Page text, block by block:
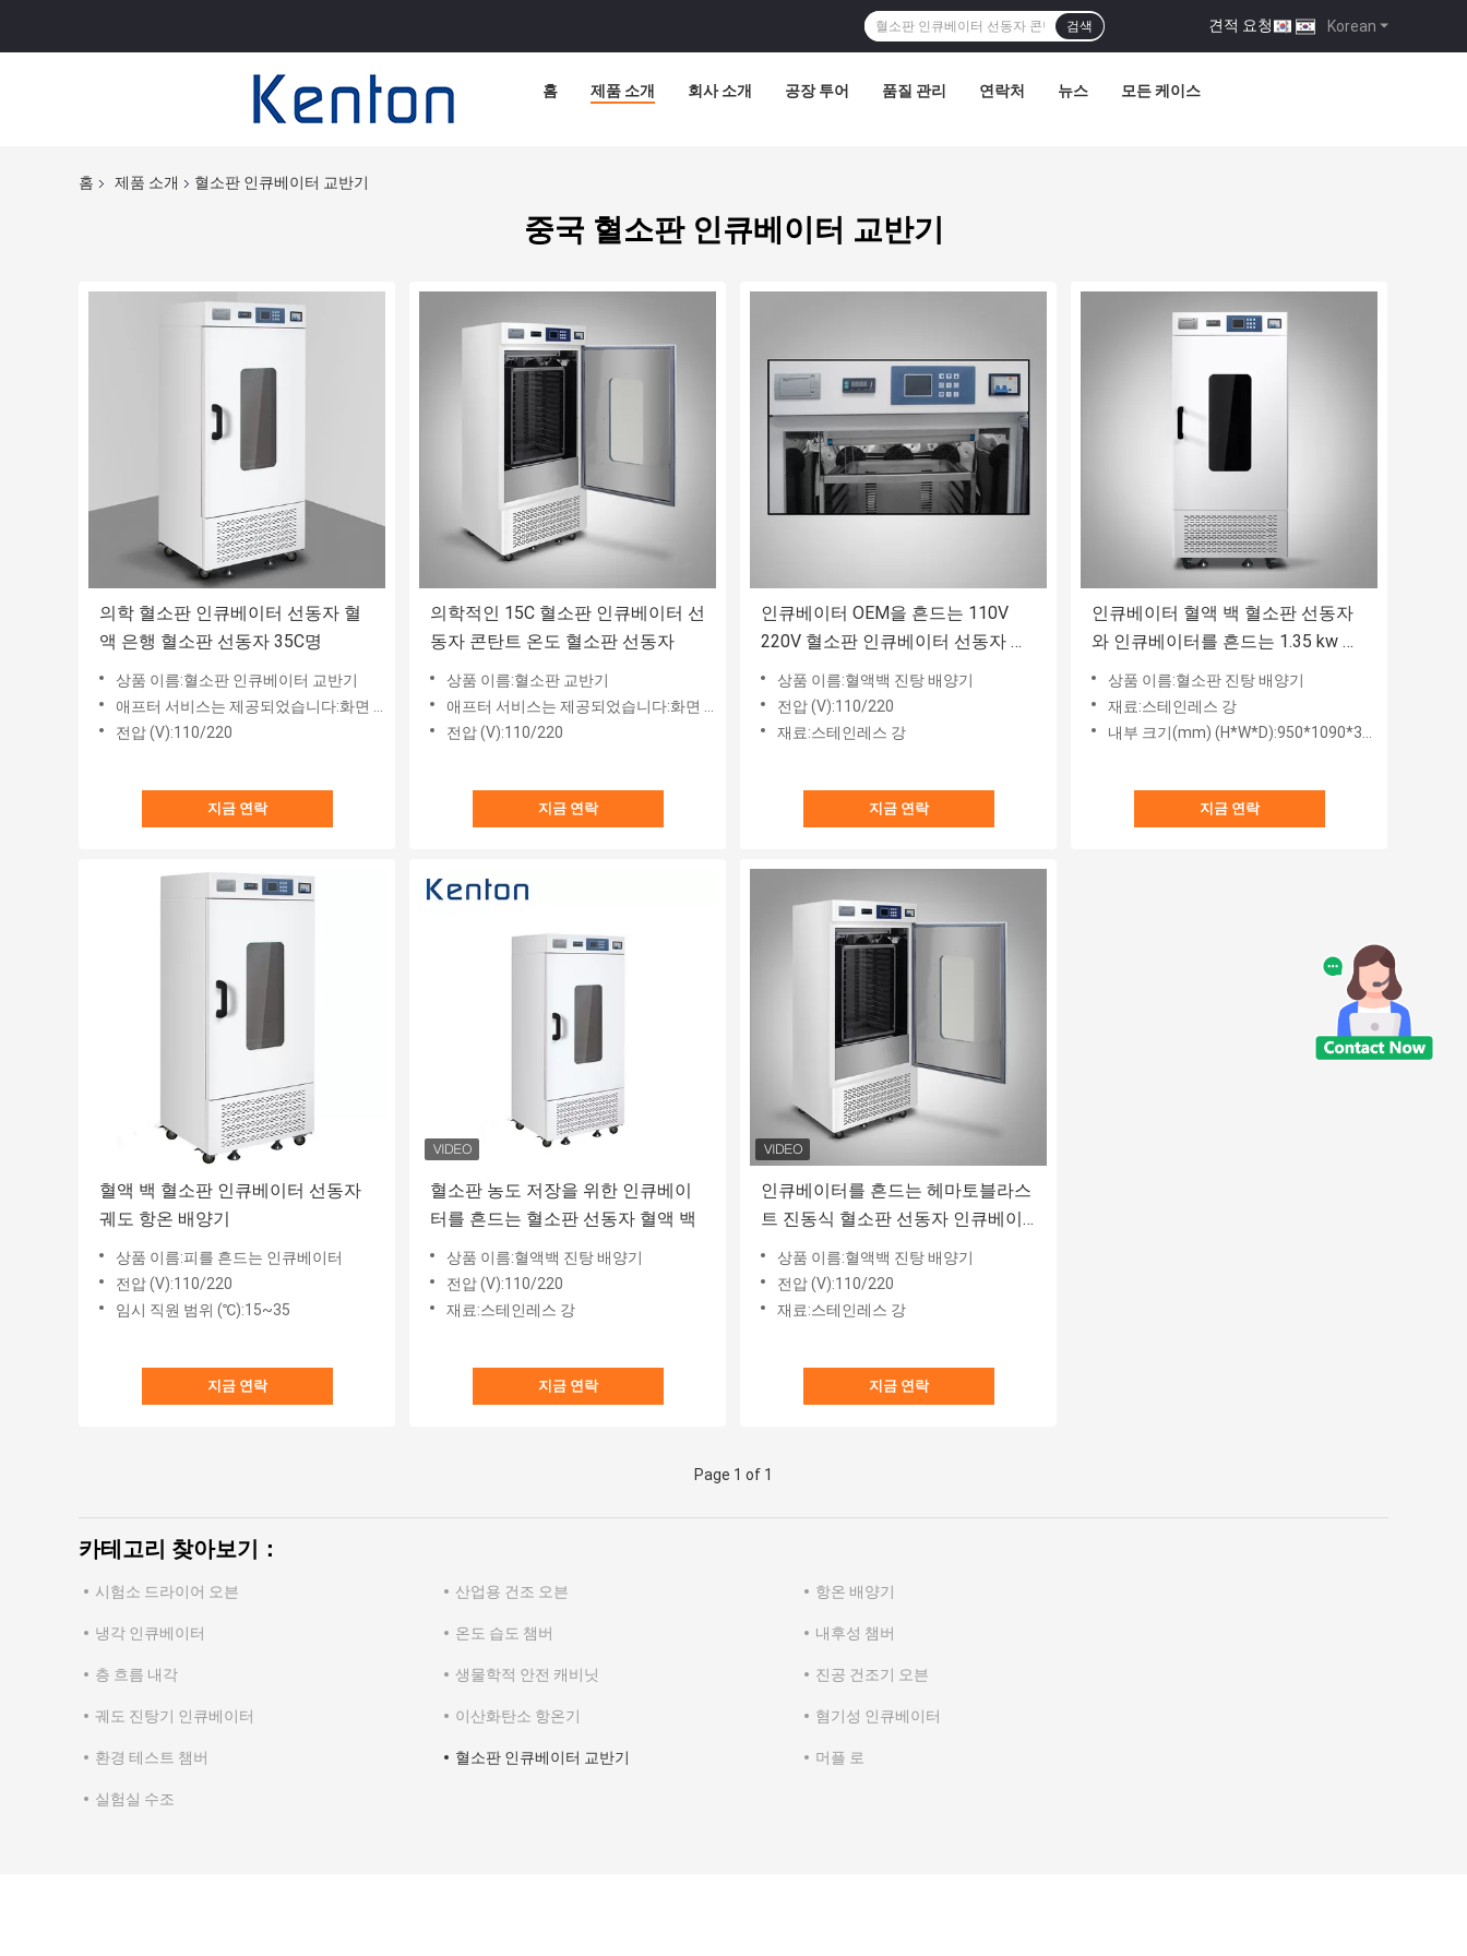
Korean
견적 요청 |
검색
홈 제품 소개 회사 소개 공장 투어 품질 관리 연락처 뉴스 모든 케이스
홈 제품 소개 혈소판 인큐베이터 교반기
중국 혈소판 인큐베이터 교반기
의학 혈소판 인큐베이터 선동자 혈
액 은행 혈소판 선동자 35C명
상품 이름:혈소판 인큐베이터 교반기
애프터 서비스는 제공되었습니다:화면 기술 지원
전압 (V):110/220
지금 연락
의학적인 15C 혈소판 인큐베이터 선
동자 콘탄트 온도 혈소판 선동자
상품 이름:혈소판 교반기
애프터 서비스는 제공되었습니다:화면 기술 지원
전압 (V):110/220
지금 연락
인큐베이터 OEM을 흔드는 110V
220V 혈소판 인큐베이터 선동자 혈
액 백
상품 이름:혈액백 진탕 배양기
전압 (V):110/220
재료:스테인레스 강
지금 연락
인큐베이터 혈액 백 혈소판 선동자
와 인큐베이터를 흔드는 1.35 kw 혈
소판
상품 이름:혈소판 진탕 배양기
재료:스테인레스 강
내부 크기(mm) (H*W*D):950*1090*390
지금 연락
혈액 백 혈소판 인큐베이터 선동자
궤도 항온 배양기
상품 이름:피를 흔드는 인큐베이터
전압 (V):110/220
임시 직원 범위 (℃):15~35
지금 연락
혈소판 농도 저장을 위한 인큐베이
터를 흔드는 혈소판 선동자 혈액 백
상품 이름:혈액백 진탕 배양기
전압 (V):110/220
재료:스테인레스 강
지금 연락
인큐베이터를 흔드는 헤마토블라스
트 진동식 혈소판 선동자 인큐베이
터 혈액 백
상품 이름:혈액백 진탕 배양기
전압 (V):110/220
재료:스테인레스 강
지금 연락
Page 1 of 1
카테고리 찾아보기：
시험소 드라이어 오븐 산업용 건조 오븐 항온 배양기
냉각 인큐베이터 온도 습도 챔버 내후성 챔버
층 흐름 내각 생물학적 안전 캐비닛 진공 건조기 오븐
궤도 진탕기 인큐베이터 이산화탄소 항온기 혐기성 인큐베이터
환경 테스트 챔버 혈소판 인큐베이터 교반기 머플 로
실험실 수조